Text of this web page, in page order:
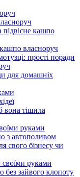
кашпо
власноруч
прості поради
для домашніх
вона тішила
руками
з автополивом
свого бізнесу чи
своїми руками
без зайвого клопоту